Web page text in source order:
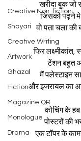
Creative Non-fiction
Shayari
Creative Writing
Artwork
Ghazal
Fiction
Magazine QR
Monologue
Drama
खरीदा बुक
जिसको पढ़ने मे
वो पता चला की
फिर लक्ष्मीकांत,
टेंशन बहुत
मैं पलेस्टाइन
और इजरायल का
कोचिंग के
पोस्टरों की
एक टॉपर के